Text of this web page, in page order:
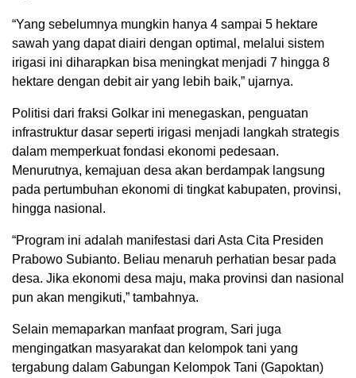
“Yang sebelumnya mungkin hanya 4 sampai 5 hektare
sawah yang dapat diairi dengan optimal, melalui sistem
irigasi ini diharapkan bisa meningkat menjadi 7 hingga 8
hektare dengan debit air yang lebih baik,” ujarnya.
Politisi dari fraksi Golkar ini menegaskan, penguatan
infrastruktur dasar seperti irigasi menjadi langkah strategis
dalam memperkuat fondasi ekonomi pedesaan.
Menurutnya, kemajuan desa akan berdampak langsung
pada pertumbuhan ekonomi di tingkat kabupaten, provinsi,
hingga nasional.
“Program ini adalah manifestasi dari Asta Cita Presiden
Prabowo Subianto. Beliau menaruh perhatian besar pada
desa. Jika ekonomi desa maju, maka provinsi dan nasional
pun akan mengikuti,” tambahnya.
Selain memaparkan manfaat program, Sari juga
mengingatkan masyarakat dan kelompok tani yang
tergabung dalam Gabungan Kelompok Tani (Gapoktan)